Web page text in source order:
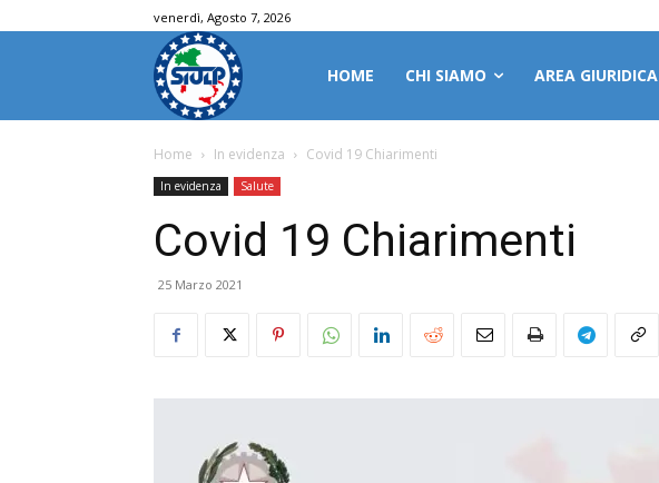
venerdì, Agosto 7, 2026
HOME CHI SIAMO AREA GIURIDICA
Home In evidenza Covid 19 Chiarimenti
In evidenza Salute
Covid 19 Chiarimenti
25 Marzo 2021